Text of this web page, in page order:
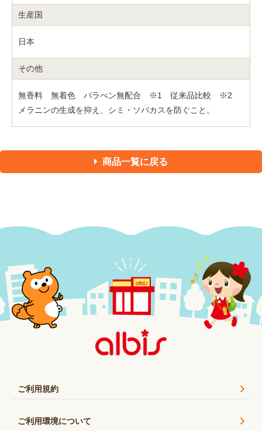
生産国
日本
その他
無香料 無着色 パラべン無配合 ※1 従来品比較 ※2
メラニンの生成を抑え、シミ・ソバカスを防ぐこと。
商品一覧に戻る
ご利用規約
ご利用環境について